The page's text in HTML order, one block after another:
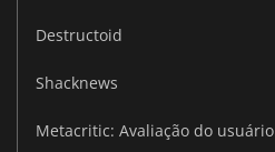
Destructoid
Shacknews
Metacritic: Avaliação do usuário